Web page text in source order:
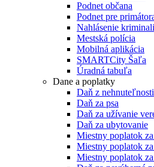
Podnet občana
Podnet pre
Nahlásenie
Mestská polícia
Mobilná aplikácia
SMARTCity Šaľa
Úradná tabuľa
Dane a poplatky
Daň z nehnuteľnosti
Daň za psa
Daň za užívanie
Daň za ubytovanie
Miestny poplatok
Miestny poplatok
Miestny poplatok